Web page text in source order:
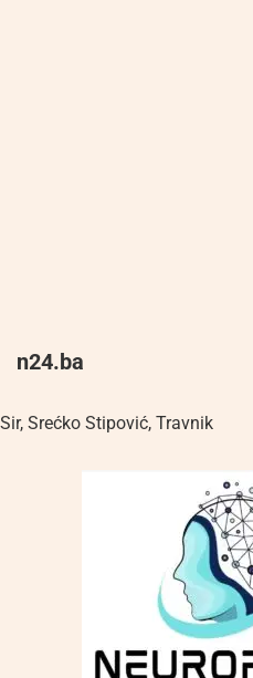
n24.ba
Sir, Srećko Stipović, Travnik